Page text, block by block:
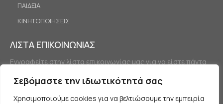
Σεβόμαστε την ιδιωτικότητά σας
Χρησιμοποιούμε cookies για να βελτιώσουμε την εμπειρία
ΠΑΙΔΕΙΑ
ΚΙΝΗΤΟΠΟΙΗΣΕΙΣ
ΛΙΣΤΑ ΕΠΙΚΟΙΝΩΝΙΑΣ
Εγγραφείτε στην λίστα επικοινωνίας μας για να είστε πάντα